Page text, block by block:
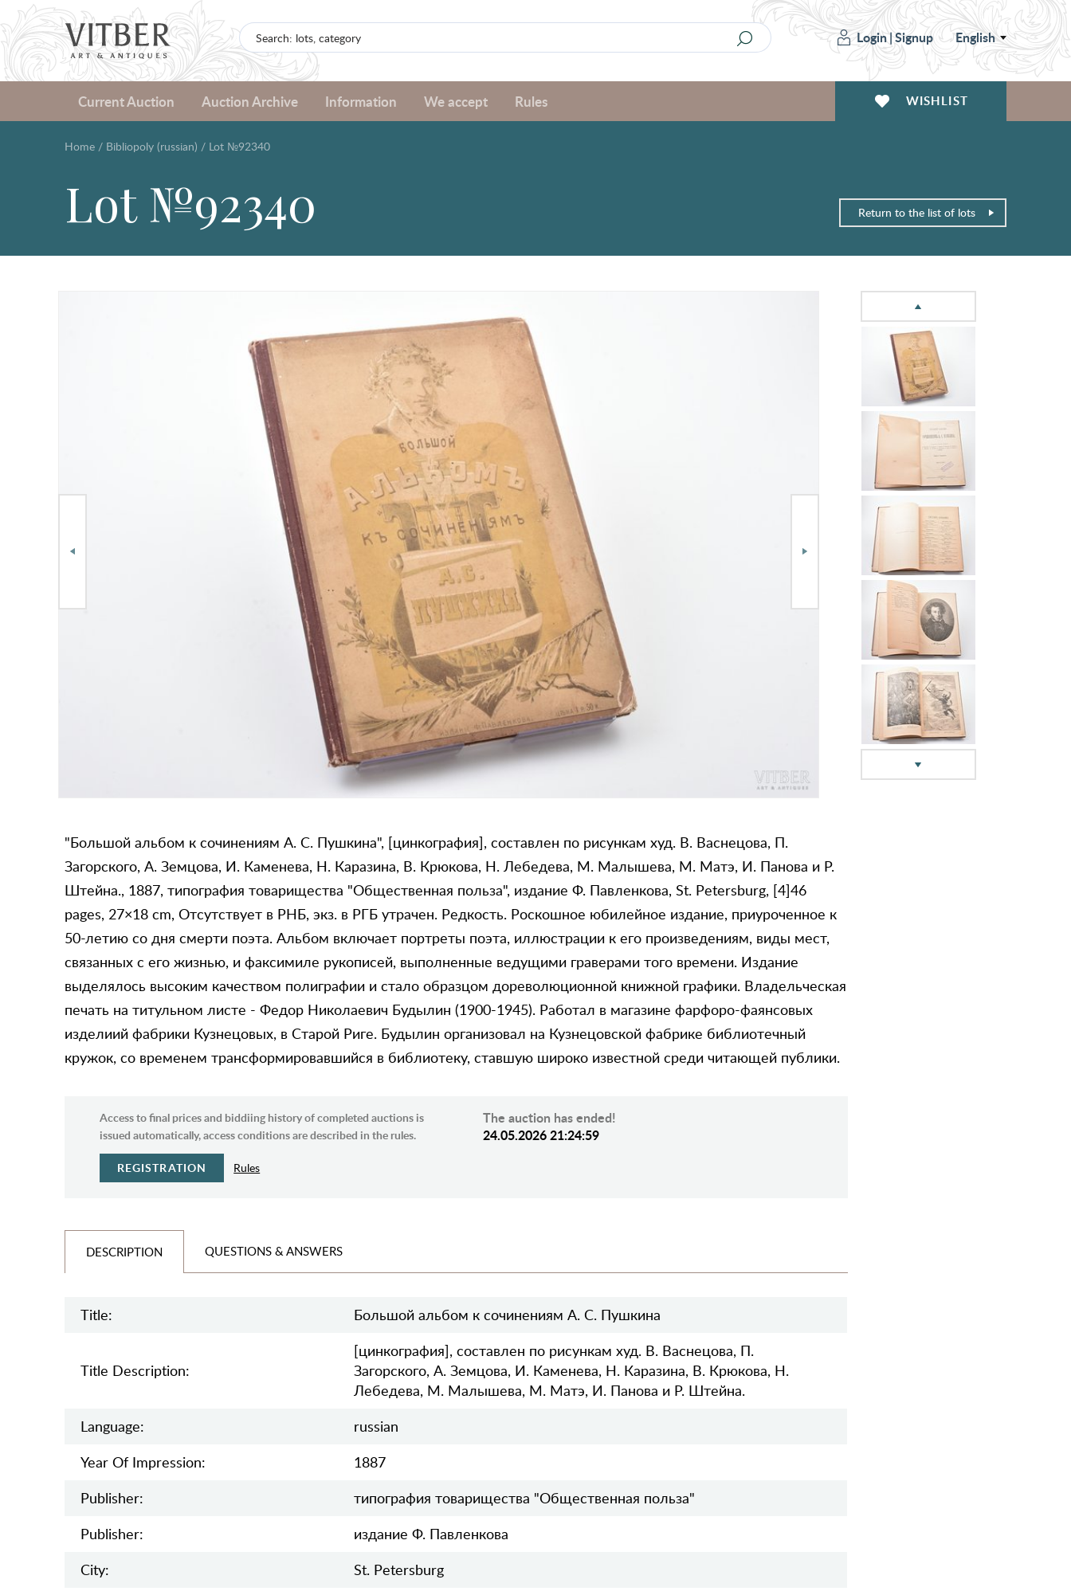
Login|Signup English
Current Auction Auction Archive Information We accept Rules WISHLIST
Home / Bibliopoly (russian) / Lot №92340
Lot №92340 Return to the list of lots
"Большой альбом к сочинениям А. С. Пушкина", [цинкография], составлен по рисункам худ. В. Васнецова, П.
Загорского, А. Земцова, И. Каменева, Н. Каразина, В. Крюкова, Н. Лебедева, М. Малышева, М. Матэ, И. Панова и Р.
Штейна., 1887, типография товарищества "Общественная польза", издание Ф. Павленкова, St. Petersburg, [4]46
pages, 27×18 cm, Отсутствует в РНБ, экз. в РГБ утрачен. Редкость. Роскошное юбилейное издание, приуроченное к
50-летию со дня смерти поэта. Альбом включает портреты поэта, иллюстрации к его произведениям, виды мест,
связанных с его жизнью, и факсимиле рукописей, выполненные ведущими граверами того времени. Издание
выделялось высоким качеством полиграфии и стало образцом дореволюционной книжной графики. Владельческая
печать на титульном листе - Федор Николаевич Будылин (1900-1945). Работал в магазине фарфоро-фаянсовых
изделиий фабрики Кузнецовых, в Старой Риге. Будылин организовал на Кузнецовской фабрике библиотечный
кружок, со временем трансформировавшийся в библиотеку, ставшую широко известной среди читающей публики.
Access to final prices and biddiing history of completed auctions is
issued automatically, access conditions are described in the rules.
REGISTRATION Rules
The auction has ended!
24.05.2026 21:24:59
DESCRIPTION QUESTIONS & ANSWERS
Title: Большой альбом к сочинениям А. С. Пушкина
Title Description:
[цинкография], составлен по рисункам худ. В. Васнецова, П.
Загорского, А. Земцова, И. Каменева, Н. Каразина, В. Крюкова, Н.
Лебедева, М. Малышева, М. Матэ, И. Панова и Р. Штейна.
Language:
russian
Year Of Impression:
1887
Publisher:
типография товарищества "Общественная польза"
Publisher:
издание Ф. Павленкова
City:
St. Petersburg